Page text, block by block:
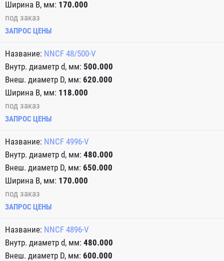
170.000
под заказ
ЗАПРОС ЦЕНЫ
NNCF 48/500-V
500.000
620.000
118.000
под заказ
ЗАПРОС ЦЕНЫ
NNCF 4996-V
480.000
650.000
170.000
под заказ
ЗАПРОС ЦЕНЫ
NNCF 4896-V
480.000
600.000